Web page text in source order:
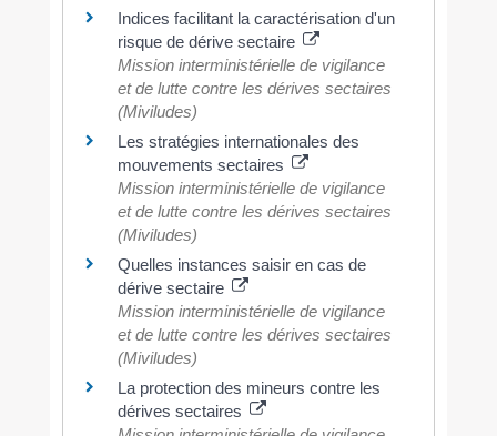
Indices facilitant la caractérisation d'un
risque de dérive sectaire
Mission interministérielle de vigilance
et de lutte contre les dérives sectaires
(Miviludes)
Les stratégies internationales des
mouvements sectaires
Mission interministérielle de vigilance
et de lutte contre les dérives sectaires
(Miviludes)
Quelles instances saisir en cas de
dérive sectaire
Mission interministérielle de vigilance
et de lutte contre les dérives sectaires
(Miviludes)
La protection des mineurs contre les
dérives sectaires